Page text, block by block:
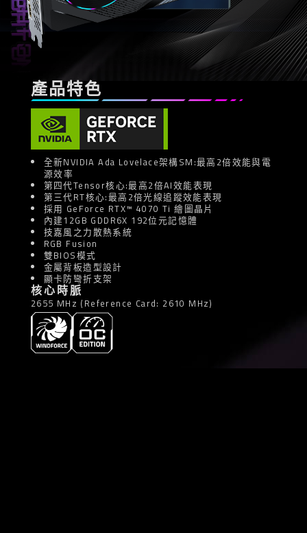
產品特色
全新NVIDIA Ada Lovelace架構SM:最高2倍效能與電
源效率
第四代Tensor核心:最高2倍AI效能表現
第三代RT核心:最高2倍光線追蹤效能表現
採用 GeForce RTX™ 4070 Ti 繪圖晶片
內建12GB GDDR6X 192位元記憶體
技嘉風之力散熱系統
RGB Fusion
雙BIOS模式
金屬背板造型設計
顯卡防彎折支架
核心時脈
2655 MHz (Reference Card: 2610 MHz)